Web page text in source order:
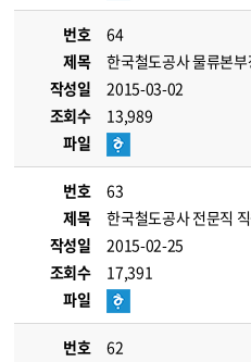
번호
64
제목
한국철도공사 물류본
작성일
2015-03-02
조회수
13,989
파일
번호
63
제목
한국철도공사 전문직
작성일
2015-02-25
조회수
17,391
파일
번호
62